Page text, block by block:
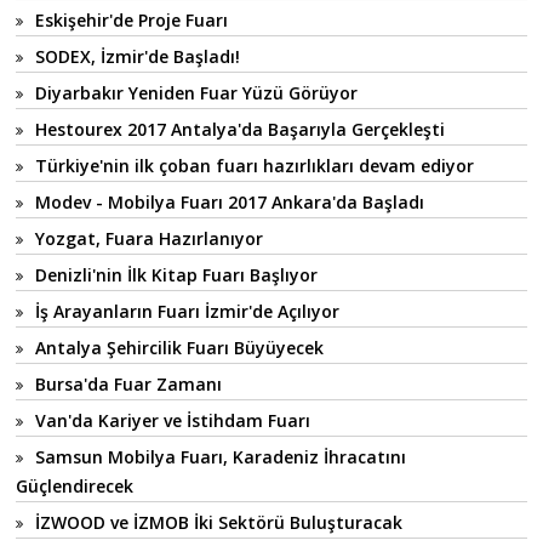
Eskişehir'de Proje Fuarı
SODEX, İzmir'de Başladı!
Diyarbakır Yeniden Fuar Yüzü Görüyor
Hestourex 2017 Antalya'da Başarıyla Gerçekleşti
Türkiye'nin ilk çoban fuarı hazırlıkları devam ediyor
Modev - Mobilya Fuarı 2017 Ankara'da Başladı
Yozgat, Fuara Hazırlanıyor
Denizli'nin İlk Kitap Fuarı Başlıyor
İş Arayanların Fuarı İzmir'de Açılıyor
Antalya Şehircilik Fuarı Büyüyecek
Bursa'da Fuar Zamanı
Van'da Kariyer ve İstihdam Fuarı
Samsun Mobilya Fuarı, Karadeniz İhracatını
Güçlendirecek
İZWOOD ve İZMOB İki Sektörü Buluşturacak